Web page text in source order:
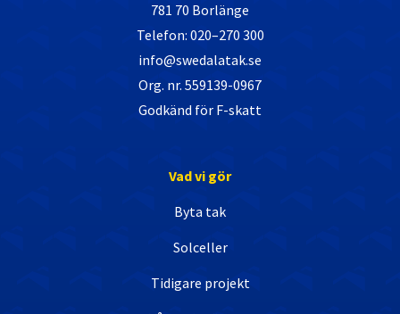
781 70 Borlänge
Telefon: 020–270 300
info@swedalatak.se
Org. nr. 559139-0967
Godkänd för F-skatt
Vad vi gör
Byta tak
Solceller
Tidigare projekt